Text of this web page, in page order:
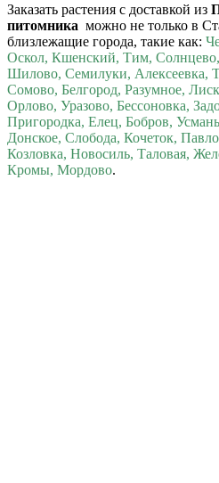
Заказать растения с доставкой из
питомника можно не только в
близлежащие города, такие как:
Оскол, Кшенский, Тим,
Шилово, Семилуки, Алексеевка,
Сомово, Белгород, Разумное,
Орлово, Уразово, Бессоновка,
Пригородка, Елец, Бобров,
Донское, Слобода, Кочеток,
Козловка, Новосиль, Таловая,
Кромы, Мордово.